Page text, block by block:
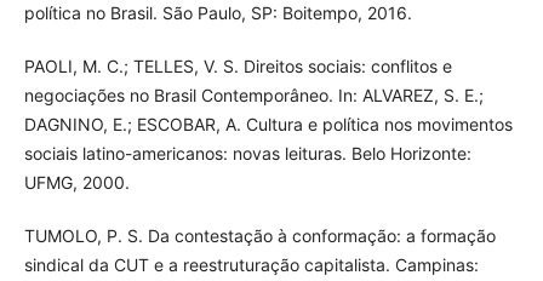
política no Brasil. São Paulo, SP: Boitempo, 2016.
PAOLI, M. C.; TELLES, V. S. Direitos sociais: conflitos e
negociações no Brasil Contemporâneo. In: ALVAREZ, S. E.;
DAGNINO, E.; ESCOBAR, A. Cultura e política nos movimentos
sociais latino-americanos: novas leituras. Belo Horizonte:
UFMG, 2000.
TUMOLO, P. S. Da contestação à conformação: a formação
sindical da CUT e a reestruturação capitalista. Campinas: